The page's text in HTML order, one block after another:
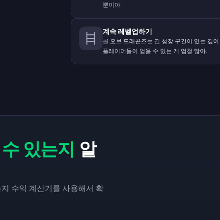
뿐이야.
계속 레벨업하기
콜 오브 드래곤즈는 긴 성장 구간이 있는 깊
플레이어들이 얻을 수 있는 게 엄청 많아.
있는지 알
수익 계산기를 사용해서 확